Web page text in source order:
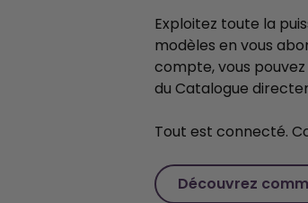
Exploitez toute la
modèles en vous
compte, vous
du Catalogue
Tout est connecté.
Découvrez